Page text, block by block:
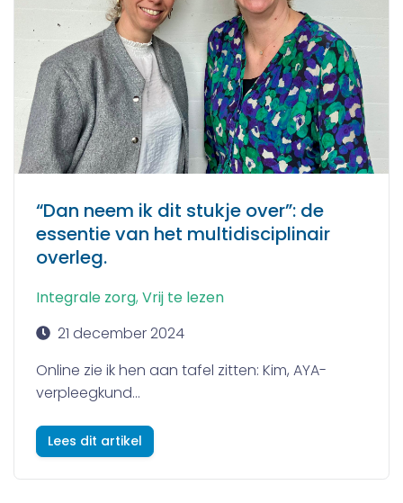
“Dan neem ik dit stukje over”: de
essentie van het multidisciplinair
overleg.
Integrale zorg, Vrij te lezen
21 december 2024
Online zie ik hen aan tafel zitten: Kim, AYA-
verpleegkund...
Lees dit artikel